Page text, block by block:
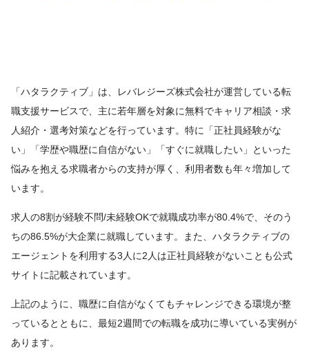
「ハタラクティブ」は、レバレジーズ株式会社が運営している転
職支援サービスで、主に若年層を対象に無料でキャリア相談・求
人紹介・選考対策などを行っています。特に「正社員経験がな
い」「学歴や職歴に自信がない」「すぐに就職したい」といった
悩みを抱える求職者からの支持が厚く、利用者数も年々増加して
います。
求人の8割が経験不問/未経験OKで就職成功率が80.4%で、そのう
ちの86.5%が大企業に就職しています。また、ハタラクティブの
エージェントを利用する3人に2人は正社員経験がないことも公式
サイトに記載されています。
上記のように、職歴に自信がなくてもチャレンジできる環境が整
っているとともに、最短2週間での転職を成功に導いている実例が
あります。